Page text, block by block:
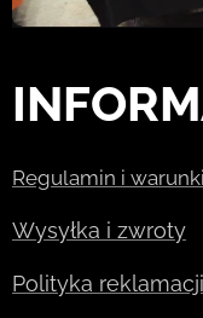
Regulamin i warunki
Wysyłka i zwroty
Polityka reklamacji